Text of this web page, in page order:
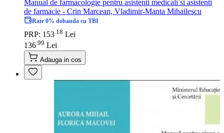
Manual de farmacologie pentru asistenti medicali si asistenti
de farmacie - Crin Marcean, Vladimir-Manta Mihailescu
Rate 0% dobanda cu TBI
PRP: 153 18 Lei
136 99 Lei
Adauga in cos